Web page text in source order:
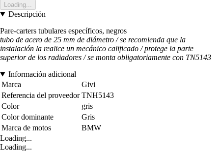
Loading...
Descripción
Pare-carters tubulares específicos, negros
tubo de acero de 25 mm de diámetro / se recomienda que la
instalación la realice un mecánico calificado / protege la parte
superior de los radiadores / se monta obligatoriamente con TN5143
Información adicional
Marca
Givi
Referencia del proveedor TNH5143
Color
gris
Color dominante
Gris
Marca de motos
BMW
Loading...
Loading...